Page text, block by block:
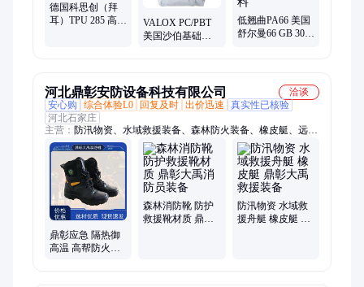
德国科思创（拜
耳）TPU 285 高清
VALOX PC/PBT
美国沙伯基础
低翘曲PA66 美国
舒尔曼66 GB 30 H
河北鼎彰安防设备科技有限公司
洽谈
安心购
综合体验L0 回复及时 出价迅速
真实性已核验
河北石家庄
主营： 防汛物资、水域救援装备、森林防火装备、橡皮艇、远距
离救生抛投器、防汛挡水板、湿式水域救援服、干式水域救援
服、激流救生衣、水域救援头盔、水域救援靴、水域救援手套、
手持打桩机、液压动力站打桩机、防汛子堤、森林消防泵、生命
探测仪、抢险救援服、抢险救援靴、抢险救援头盔、抢险救援手
套、浮艇泵、背负式风力灭火机、油锯、割灌机
鼎彰应急 隔热御
高温 高帮防火靴
森林消防靴 防护
救援靴材质 鼎彰
防汛物资 水域救
援舟艇 橡皮艇 鼎